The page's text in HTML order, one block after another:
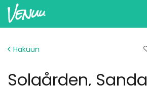
Kirjaudu
Hakuun
Solgården, Sanda